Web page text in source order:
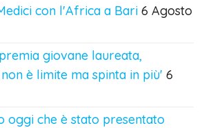
con l'Africa a Bari 6 Agosto
giovane laureata,
è limite ma spinta in più' 6
oggi che è stato presentato